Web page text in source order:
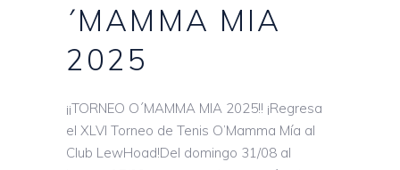
´MAMMA MIA
2025
¡¡TORNEO O´MAMMA MIA 2025!! ¡Regresa
el XLVI Torneo de Tenis O’Mamma Mía al
Club LewHoad!Del domingo 31/08 al